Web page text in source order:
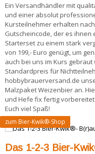
Ein Versandhändler mit
und einer absolut
Kursteilnehmer erhalten
Gutscheincode, der es
Starterset zu einem stark
von 199,- Euro genügt, um
auch bei uns im Kurs
Standardpreis für
hobbybrauerversand.de
Malzpaket Weizenbier an.
und Hefe fix fertig
Euch viel Spaß!
zum Bier-Kwik®-Shop
Das 1-2-3 Bier-